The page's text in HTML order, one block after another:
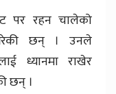
पर रहन चालेको
छन् । उनले
ध्यानमा राखेर
छन् ।